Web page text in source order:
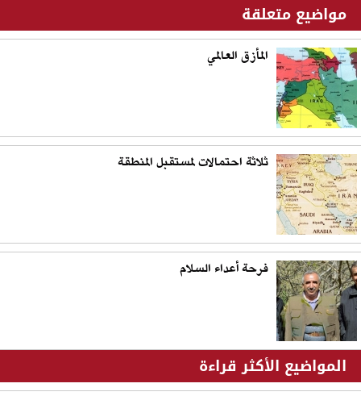
مواضيع متعلقة
المأزق العالمي
ثلاثة احتمالات لمستقبل المنطقة
فرحة أعداء السلام
المواضيع الأكثر قراءة